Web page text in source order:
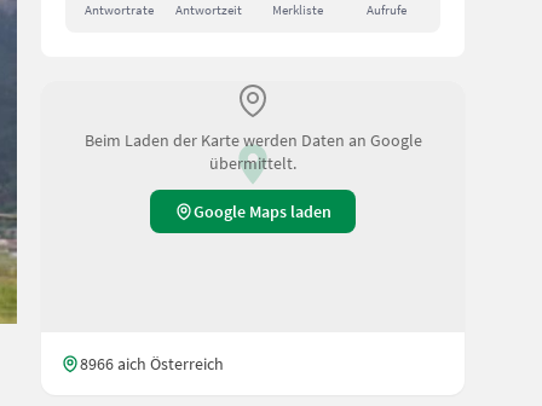
Antwortrate Antwortzeit Merkliste Aufrufe
Beim Laden der Karte werden Daten an Google
übermittelt.
Google Maps laden
8966 aich Österreich